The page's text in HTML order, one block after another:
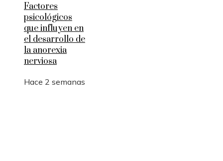
Factores
psicológicos
que influyen en
el desarrollo de
la anorexia
nerviosa
Hace 2 semanas